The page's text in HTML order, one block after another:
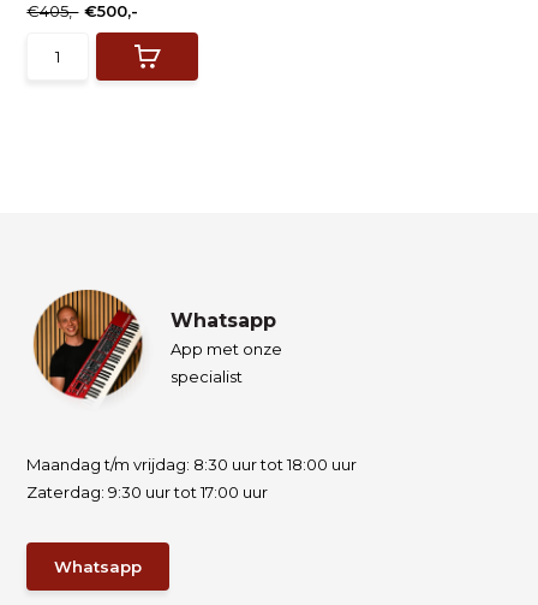
€405,- €500,-
Whatsapp
App met onze
specialist
Maandag t/m vrijdag: 8:30 uur tot 18:00 uur
Zaterdag: 9:30 uur tot 17:00 uur
Whatsapp